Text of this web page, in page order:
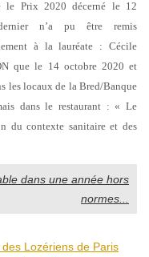
le Prix 2020 décerné le 12
n’a pu être remis
à la lauréate : Cécile
que le 14 octobre 2020 et
les locaux de la Bred/Banque
dans le restaurant : « Le
du contexte sanitaire et des
dans une année hors
normes...
Lozériens de Paris